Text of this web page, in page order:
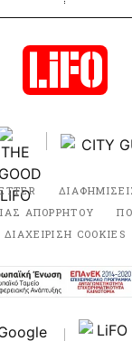
ΑΠΟΡΡΗΤΟΥ
ΔΙΑΧΕΙΡΙΣΗ COOKIES